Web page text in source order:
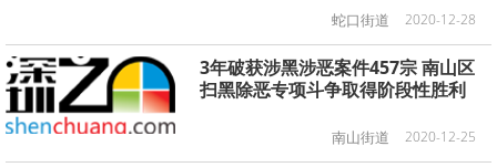
蛇口街道 2020-12-28
3年破获涉黑涉恶案件457宗 南山区
扫黑除恶专项斗争取得阶段性胜利
南山街道 2020-12-25